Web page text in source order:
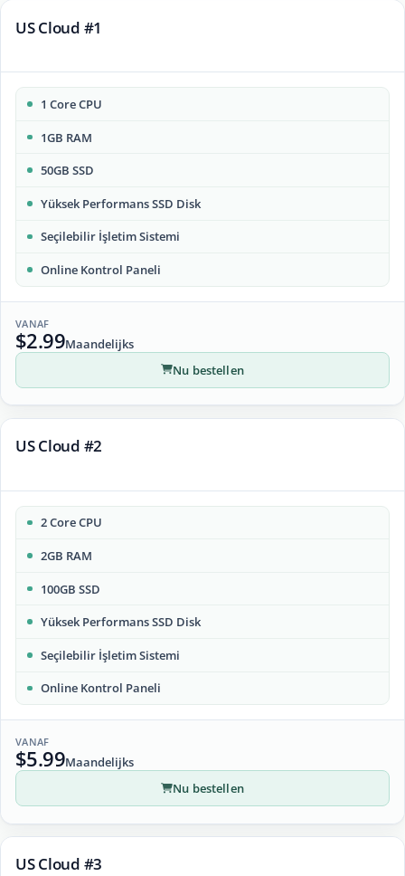
US Cloud #1
1 Core CPU
1GB RAM
50GB SSD
Yüksek Performans SSD Disk
Seçilebilir İşletim Sistemi
Online Kontrol Paneli
VANAF
$2.99Maandelijks
Nu bestellen
US Cloud #2
2 Core CPU
2GB RAM
100GB SSD
Yüksek Performans SSD Disk
Seçilebilir İşletim Sistemi
Online Kontrol Paneli
VANAF
$5.99Maandelijks
Nu bestellen
US Cloud #3